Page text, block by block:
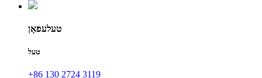
טעלעפאָן
טעל
+86 130 2724 3119